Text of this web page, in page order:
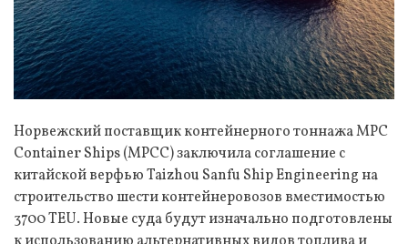
Норвежский поставщик контейнерного тоннажа MPC
Container Ships (MPCC) заключила соглашение с
китайской верфью Taizhou Sanfu Ship Engineering на
строительство шести контейнеровозов вместимостью
3700 TEU. Новые суда будут изначально подготовлены